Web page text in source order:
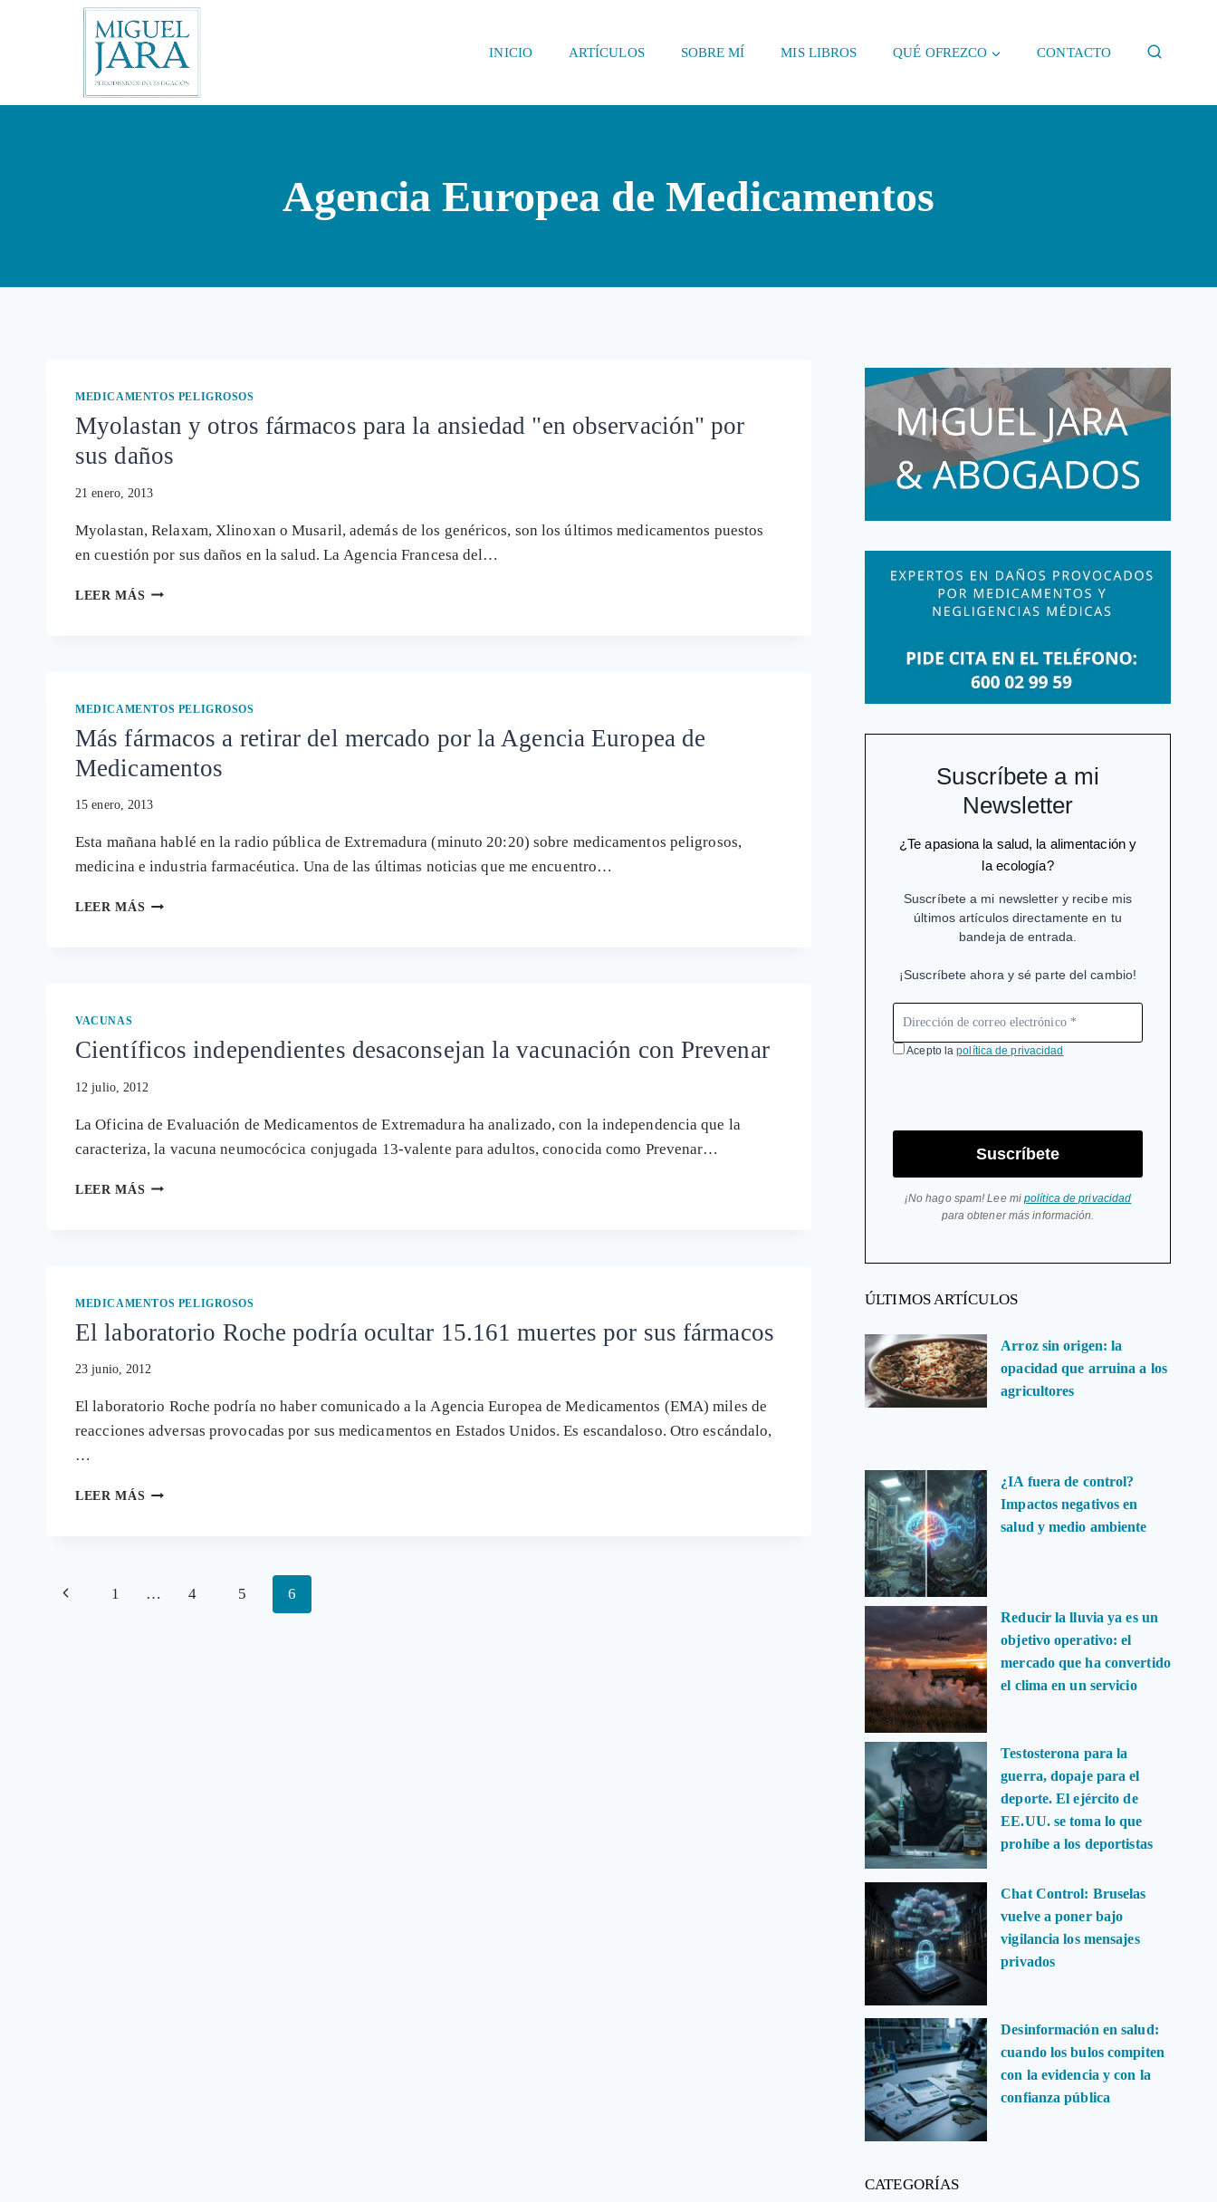
INICIO ARTÍCULOS SOBRE MÍ MIS LIBROS QUÉ OFREZCO CONTACTO
Agencia Europea de Medicamentos
MEDICAMENTOS PELIGROSOS
Myolastan y otros fármacos para la ansiedad "en observación" por
sus daños
21 enero, 2013
Myolastan, Relaxam, Xlinoxan o Musaril, además de los genéricos, son los últimos medicamentos puestos
en cuestión por sus daños en la salud. La Agencia Francesa del…
LEER MÁS MYOLASTAN
ANSIEDAD
OBSERVACIÓN"
POR
SUS
DAÑOS
MEDICAMENTOS PELIGROSOS
Más fármacos a retirar del mercado por la Agencia Europea de
Medicamentos
15 enero, 2013
Esta mañana hablé en la radio pública de Extremadura (minuto 20:20) sobre medicamentos peligrosos,
medicina e industria farmacéutica. Una de las últimas noticias que me encuentro…
LEER MÁS MÁS
AGENCIA
DE
VACUNAS
Científicos independientes desaconsejan la vacunación con Prevenar
12 julio, 2012
La Oficina de Evaluación de Medicamentos de Extremadura ha analizado, con la independencia que la
caracteriza, la vacuna neumocócica conjugada 13-valente para adultos, conocida como Prevenar…
LEER MÁS CIENTÍFICOS
PREVENAR
MEDICAMENTOS PELIGROSOS
El laboratorio Roche podría ocultar 15.161 muertes por sus fármacos
23 junio, 2012
El laboratorio Roche podría no haber comunicado a la Agencia Europea de Medicamentos (EMA) miles de
reacciones adversas provocadas por sus medicamentos en Estados Unidos. Es escandaloso. Otro escándalo,
…
LEER MÁS EL
Navegación
Página
1 … 4 5 6
Suscríbete a mi
Newsletter
¿Te apasiona la salud, la alimentación y
la ecología?
Suscríbete a mi newsletter y recibe mis
últimos artículos directamente en tu
bandeja de entrada.
¡Suscríbete ahora y sé parte del cambio!
Acepto lapolítica de privacidad
Suscríbete
¡No hago spam! Lee mipolítica de privacidad
para obtener más información.
ÚLTIMOS ARTÍCULOS
Arroz sin origen: la
opacidad que arruina a los
agricultores
¿IA fuera de control?
Impactos negativos en
salud y medio ambiente
Reducir la lluvia ya es un
objetivo operativo: el
mercado que ha convertido
el clima en un servicio
Testosterona para la
guerra, dopaje para el
deporte. El ejército de
EE.UU. se toma lo que
prohíbe a los deportistas
Chat Control: Bruselas
vuelve a poner bajo
vigilancia los mensajes
privados
Desinformación en salud:
cuando los bulos compiten
con la evidencia y con la
confianza pública
CATEGORÍAS